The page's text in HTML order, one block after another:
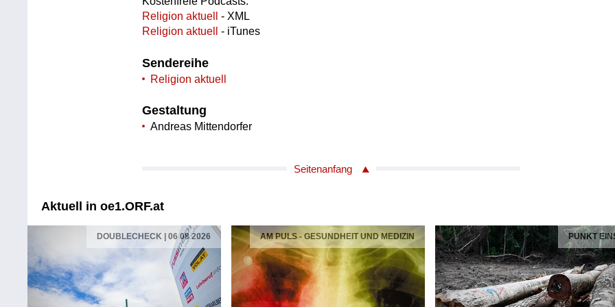
Religion aktuell
- XML
Religion aktuell
- iTunes
Sendereihe
Religion aktuell
Gestaltung
Andreas Mittendorfer
Seitenanfang
Aktuell in oe1.ORF.at
DOUBLECHECK | 06 08 2026 AM PULS - GESUNDHEIT UND MEDIZIN PUNKT